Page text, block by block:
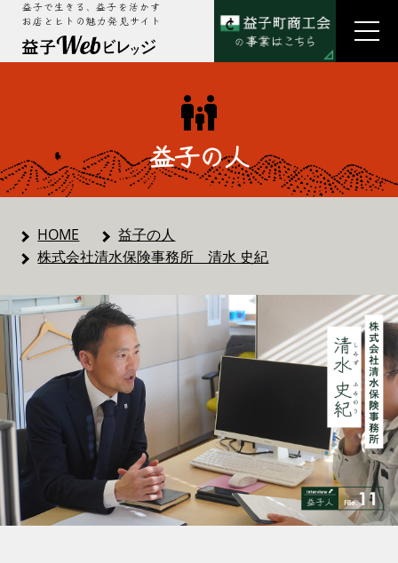
益子で生きる、益子を活かす
お店とヒトの魅力発見サイト
益子の人
HOME
益子の人
株式会社清水保険事務所 清水 史紀